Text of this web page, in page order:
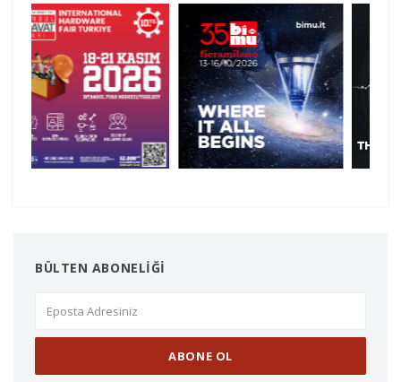
BÜLTEN ABONELİĞİ